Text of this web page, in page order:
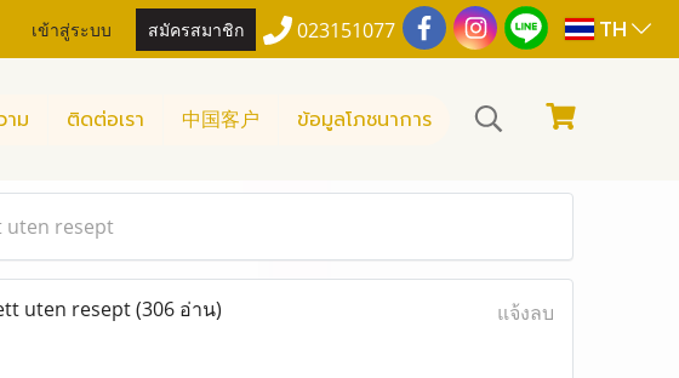
เข้าสู่ระบบ สมัครสมาชิก 023151077 TH
าม ติดต่อเรา 中国客户 ข้อมูลโภชนาการ
uten resept
uten resept(306 อ่าน) แจ้งลบ